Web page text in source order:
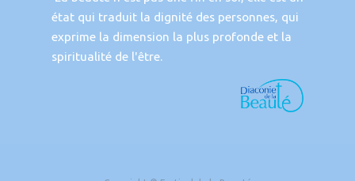
état qui traduit la dignité des personnes, qui
exprime la dimension la plus profonde et la
spiritualité de l'être.